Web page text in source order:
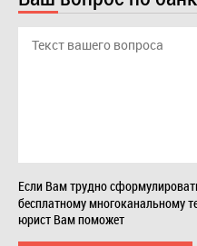
Если Вам трудно
бесплатному многоканальному
юрист Вам поможет